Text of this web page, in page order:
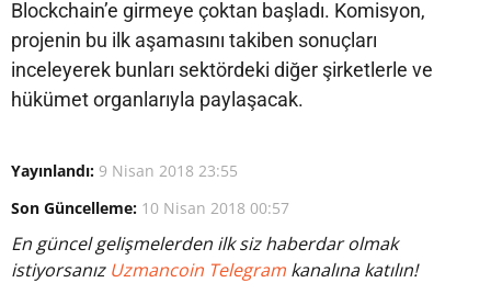
Blockchain’e girmeye çoktan başladı. Komisyon,
projenin bu ilk aşamasını takiben sonuçları
inceleyerek bunları sektördeki diğer şirketlerle ve
hükümet organlarıyla paylaşacak.
Yayınlandı: 9 Nisan 2018 23:55
Son Güncelleme: 10 Nisan 2018 00:57
En güncel gelişmelerden ilk siz haberdar olmak
istiyorsanız Uzmancoin Telegram kanalına katılın!